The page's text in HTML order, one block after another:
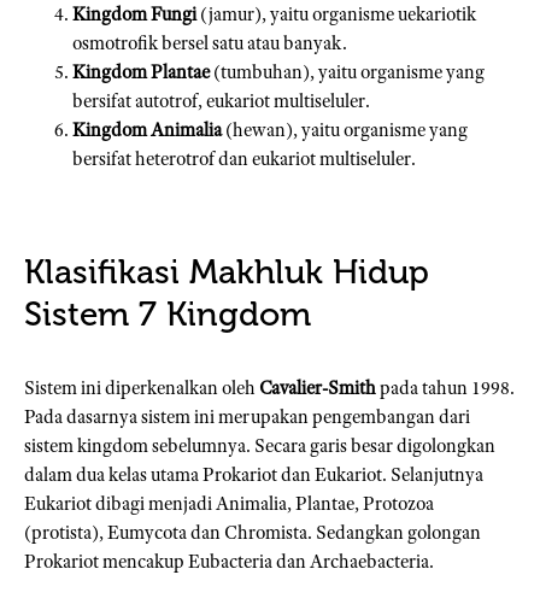
Kingdom Fungi(jamur), yaitu organisme uekariotik
osmotrofik bersel satu atau banyak.
Kingdom Plantae(tumbuhan), yaitu organisme yang
bersifat autotrof, eukariot multiseluler.
Kingdom Animalia(hewan), yaitu organisme yang
bersifat heterotrof dan eukariot multiseluler.
Klasifikasi Makhluk Hidup
Sistem 7 Kingdom
Sistem ini diperkenalkan oleh Cavalier-Smithpada tahun 1998.
Pada dasarnya sistem ini merupakan pengembangan dari
sistem kingdom sebelumnya. Secara garis besar digolongkan
dalam dua kelas utama Prokariot dan Eukariot. Selanjutnya
Eukariot dibagi menjadi Animalia, Plantae, Protozoa
(protista), Eumycota dan Chromista. Sedangkan golongan
Prokariot mencakup Eubacteria dan Archaebacteria.